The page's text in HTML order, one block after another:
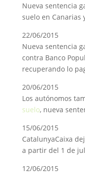
Nueva sentencia
suelo en Canarias
22/06/2015
Nueva sentencia
contra Banco
recuperando lo
20/06/2015
Los autónomos
suelo, nueva
15/06/2015
CatalunyaCaixa
a partir del 1 de
12/06/2015